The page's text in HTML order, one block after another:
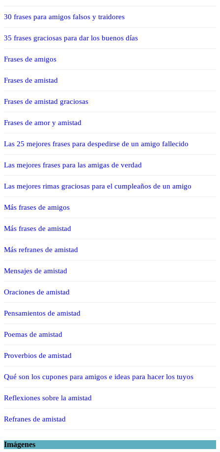
30 frases para amigos falsos y traidores
35 frases graciosas para dar los buenos días
Frases de amigos
Frases de amistad
Frases de amistad graciosas
Frases de amor y amistad
Las 25 mejores frases para despedirse de un amigo fallecido
Las mejores frases para las amigas de verdad
Las mejores rimas graciosas para el cumpleaños de un amigo
Más frases de amigos
Más frases de amistad
Más refranes de amistad
Mensajes de amistad
Oraciones de amistad
Pensamientos de amistad
Poemas de amistad
Proverbios de amistad
Qué son los cupones para amigos e ideas para hacer los tuyos
Reflexiones sobre la amistad
Refranes de amistad
Imágenes